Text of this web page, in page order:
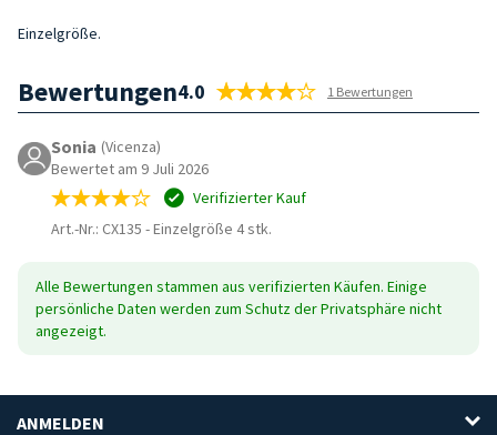
Einzelgröße.
Bewertungen4.0 1 Bewertungen
Sonia (Vicenza)
Bewertet am 9 Juli 2026
Verifizierter Kauf
Art.-Nr.: CX135 -Einzelgröße 4 stk.
Alle Bewertungen stammen aus verifizierten Käufen. Einige
persönliche Daten werden zum Schutz der Privatsphäre nicht
angezeigt.
ANMELDEN